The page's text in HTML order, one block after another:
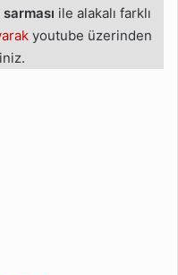
ile alakalı farklı
youtube üzerinden